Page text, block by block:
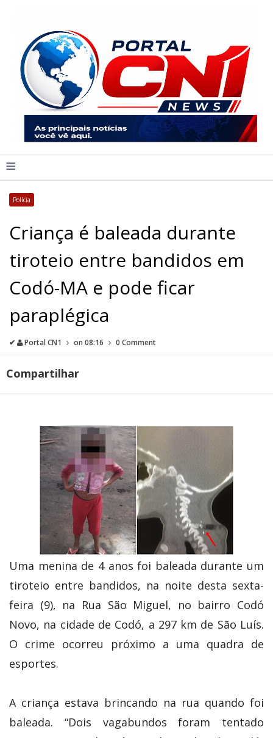
≡
Polícia
Criança é baleada durante
tiroteio entre bandidos em
Codó-MA e pode ficar
paraplégica
✔ Portal CN1 on 08:16 0 Comment
Compartilhar
Uma menina de 4 anos foi baleada durante um
tiroteio entre bandidos, na noite desta sexta-
feira (9), na Rua São Miguel, no bairro Codó
Novo, na cidade de Codó, a 297 km de São Luís.
O crime ocorreu próximo a uma quadra de
esportes.
A criança estava brincando na rua quando foi
baleada. “Dois vagabundos foram tentado